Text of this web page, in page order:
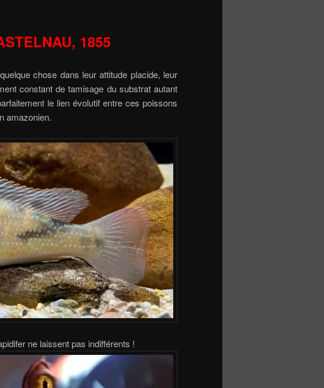
1855
chose dans leur attitude placide, leur
constant de tamisage du substrat autant
le lien évolutif entre ces poissons
amazonien.
ne laissent pas indifférents !